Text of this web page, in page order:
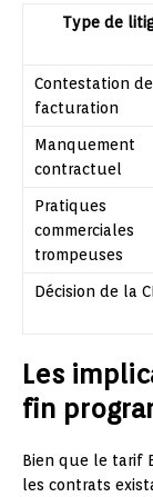
Type de
Contestation de
facturation
Manquement
contractuel
Pratiques
commerciales
trompeuses
Décision de la
Les
fin
Bien que le tarif
les contrats